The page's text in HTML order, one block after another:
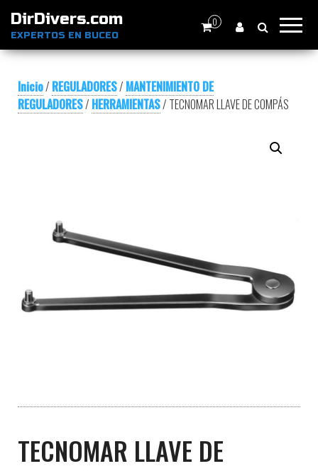
DirDivers.com
EXPERTOS EN BUCEO
0
Inicio/ REGULADORES/ MANTENIMIENTO DE
REGULADORES/ HERRAMIENTAS/ TECNOMAR LLAVE DE COMPÁS
TECNOMAR LLAVE DE